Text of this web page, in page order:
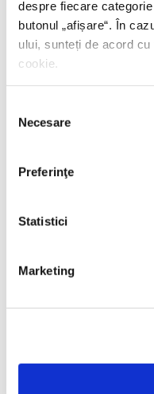
despre fiecare
butonul „ afișare“. În
ului, sunteți de acord
cookie.
consimțământului
Necesare
Preferinţe
Statistici
Marketing